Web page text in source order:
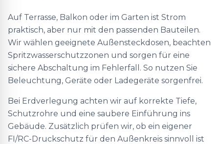
Auf Terrasse, Balkon oder im Garten ist Strom
praktisch, aber nur mit den passenden Bauteilen.
Wir wählen geeignete Außensteckdosen, beachten
Spritzwasserschutzzonen und sorgen für eine
sichere Abschaltung im Fehlerfall. So nutzen Sie
Beleuchtung, Geräte oder Ladegeräte sorgenfrei.
Bei Erdverlegung achten wir auf korrekte Tiefe,
Schutzrohre und eine saubere Einführung ins
Gebäude. Zusätzlich prüfen wir, ob ein eigener
FI/RC-Druckschutz für den Außenkreis sinnvoll ist